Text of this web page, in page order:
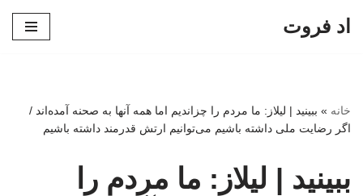
اد فروت
خانه » ببینید | لیلاز: ما مردم را چزاندیم اما همه آنها به صحنه آمده‌اند /
اگر رضایت ملی داشته باشیم می‌توانیم ارتش قدرمند داشته باشیم
ببینید | لیلاز: ما مردم را